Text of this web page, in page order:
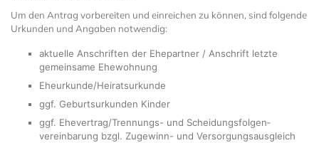
Um den Antrag vorbereiten und einreichen zu können, sind folgende
Urkunden und Angaben notwendig:
aktuelle Anschriften der Ehepartner / Anschrift letzte
gemeinsame Ehewohnung
Eheurkunde/Heiratsurkunde
ggf. Geburtsurkunden Kinder
ggf. Ehevertrag/Trennungs- und Scheidungs­folgen­
vereinbarung bzgl. Zugewinn- und Versorgungs­ausgleich